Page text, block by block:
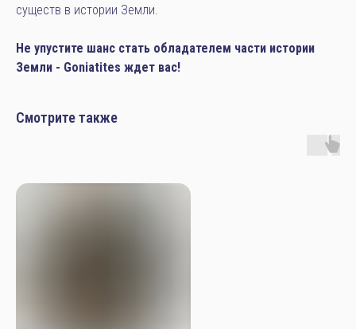
существ в истории Земли.
Не упустите шанс стать обладателем части истории
Земли - Goniatites ждет вас!
Смотрите также